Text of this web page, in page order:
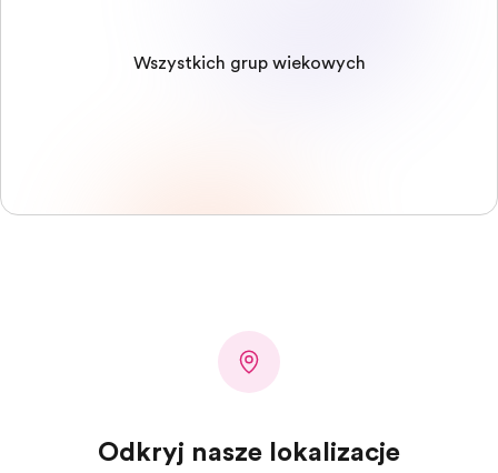
Wszystkich grup wiekowych
Odkryj nasze lokalizacje